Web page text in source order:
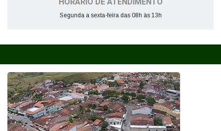
Segunda a sexta-feira das 08h às 13h